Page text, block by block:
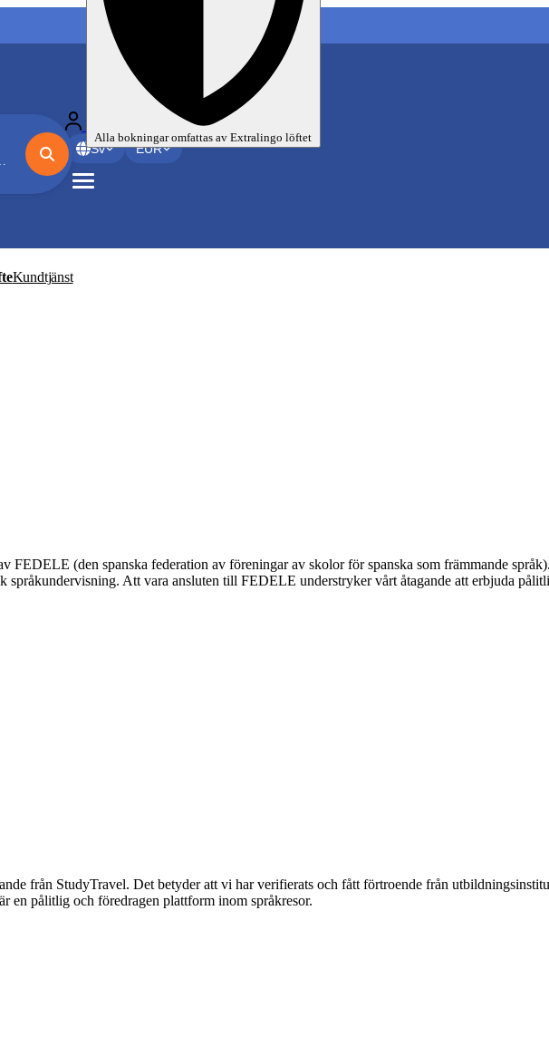
Alla bokningar omfattas av Extralingo löftet
Sv EUR
Kundtjänst
FEDELE (den spanska federation av föreningar av skolor för spanska som främmande
språkundervisning. Att vara ansluten till FEDELE understryker vårt åtagande att erbjuda
från StudyTravel. Det betyder att vi har verifierats och fått förtroende från
en pålitlig och föredragen plattform inom språkresor.